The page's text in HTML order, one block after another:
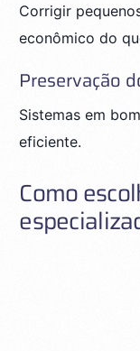
Corrigir
econômico do
Preservação
Sistemas em
eficiente.
Como